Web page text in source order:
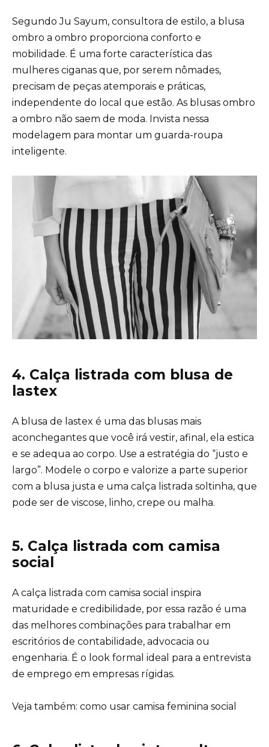
Segundo Ju Sayum, consultora de estilo, a blusa
ombro a ombro proporciona conforto e
mobilidade. É uma forte característica das
mulheres ciganas que, por serem nômades,
precisam de peças atemporais e práticas,
independente do local que estão. As blusas ombro
a ombro não saem de moda. Invista nessa
modelagem para montar um guarda-roupa
inteligente.
4. Calça listrada com blusa de
lastex
A blusa de lastex é uma das blusas mais
aconchegantes que você irá vestir, afinal, ela estica
e se adequa ao corpo. Use a estratégia do “justo e
largo”. Modele o corpo e valorize a parte superior
com a blusa justa e uma calça listrada soltinha, que
pode ser de viscose, linho, crepe ou malha.
5. Calça listrada com camisa
social
A calça listrada com camisa social inspira
maturidade e credibilidade, por essa razão é uma
das melhores combinações para trabalhar em
escritórios de contabilidade, advocacia ou
engenharia. É o look formal ideal para a entrevista
de emprego em empresas rígidas.
Veja também: como usar camisa feminina social